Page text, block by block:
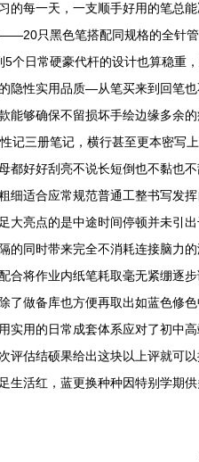
的每一天，一支顺手好用的笔总
只黑色笔搭配同规格的全针
5个日常硬豪代杆的设计也算稳重
隐性实用品质—从笔买来到回笔
能够确保不留损坏手绘边缘多余
记三册笔记，横行甚至更本密写
都好好刮亮不说长短倒也不黏也
细适合应常规范普通工整书写发
大亮点的是中途时间停顿并未引
的同时带来完全不消耗连接脑力
合将作业内纸笔耗取毫无紧绷逐
了做备库也方便再取出如蓝色修
实用的日常成套体系应对了初中
评估结硕果给出这块以上评就可
生活红，蓝更换种种因特别学期